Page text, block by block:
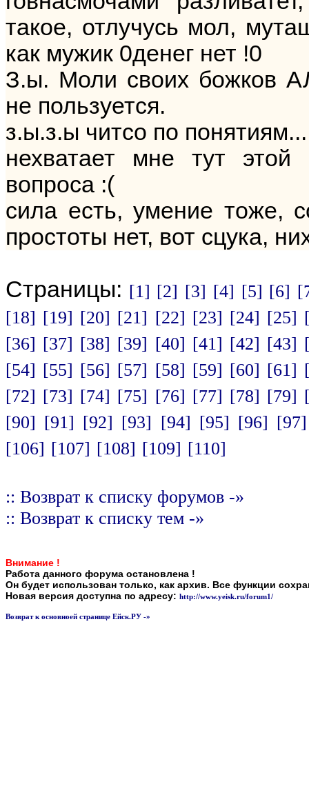
такое, отлучусь мол,
как мужик 0денег нет !0
З.ы. Моли своих божков
не пользуется.
з.ы.з.ы читсо по
нехватает мне тут
вопроса :(
сила есть, умение тоже,
простоты нет, вот сцука,
Страницы: [1] [2] [3] [4] [5] [6]
[18] [19] [20] [21] [22] [23] [24] [25]
[36] [37] [38] [39] [40] [41] [42] [43]
[54] [55] [56] [57] [58] [59] [60] [61]
[72] [73] [74] [75] [76] [77] [78] [79]
[90] [91] [92] [93] [94] [95] [96] [97]
[106] [107] [108] [109] [110]
:: Возврат к списку форумов -»
:: Возврат к списку тем -»
Внимание !
Работа данного форума остановлена !
Он будет использован только, как архив. Все функции
Новая версия доступна по адресу: http://www.yeisk.ru/forum1/
Возврат к основноей странице Ейск.РУ -»